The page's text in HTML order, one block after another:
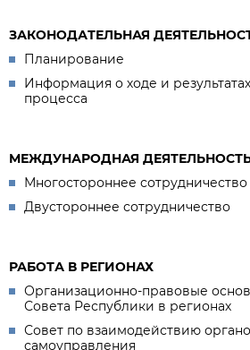
ЗАКОНОДАТЕЛЬНАЯ
Планирование
Информация о ходе и
процесса
МЕЖДУНАРОДНАЯ
Многостороннее сотрудничество
Двустороннее сотрудничество
РАБОТА В РЕГИОНАХ
Организационно-правовые
Совета Республики в регионах
Совет по взаимодействию
самоуправления